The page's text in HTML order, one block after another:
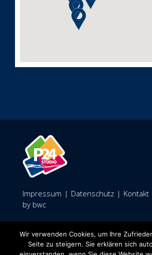
Impressum | Datenschutz | Kontakt
by bwc
Facebook
Wir verwenden Cookies, um Ihre
Seite zu steigern. Sie erklären sich